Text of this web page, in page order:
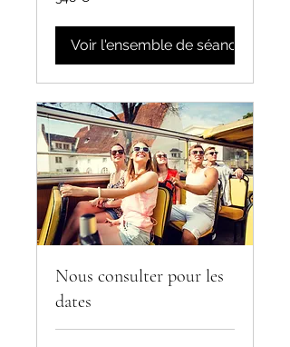
Voir l'ensemble de séances
Nous consulter pour les
dates